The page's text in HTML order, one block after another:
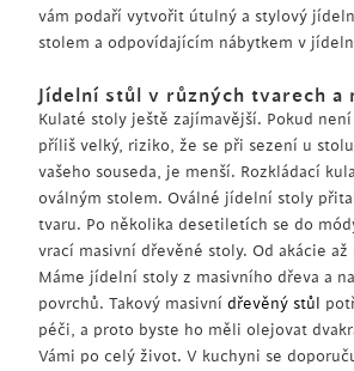
vám podaří vytvořit útulný a stylový
stolem a odpovídajícím nábytkem v
Jídelní stůl v různých tvarech a
Kulaté stoly ještě zajímavější. Pokud
příliš velký, riziko, že se při sezení u
vašeho souseda, je menší. Rozkládací
oválným stolem. Oválné jídelní stoly
tvaru. Po několika desetiletích se do
vrací masivní dřevěné stoly. Od akácie až
Máme jídelní stoly z masivního dřeva a
povrchů. Takový masivní dřevěný stůl
péči, a proto byste ho měli olejovat
Vámi po celý život. V kuchyni se